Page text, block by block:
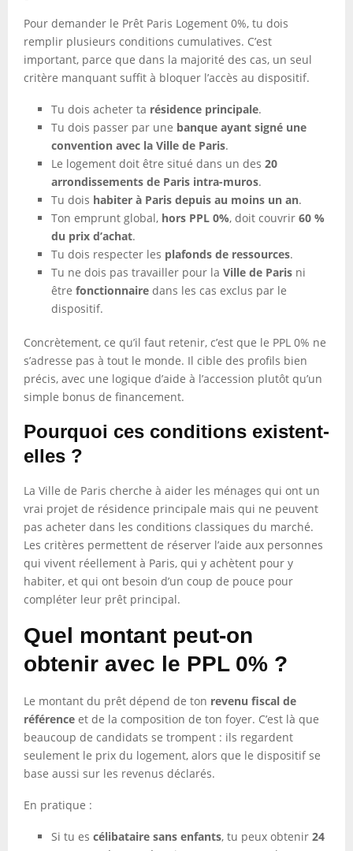
Pour demander le Prêt Paris Logement 0%, tu dois
remplir plusieurs conditions cumulatives. C’est
important, parce que dans la majorité des cas, un seul
critère manquant suffit à bloquer l’accès au dispositif.
Tu dois acheter ta résidence principale.
Tu dois passer par une banque ayant signé une
convention avec la Ville de Paris.
Le logement doit être situé dans un des 20
arrondissements de Paris intra-muros.
Tu dois habiter à Paris depuis au moins un an.
Ton emprunt global, hors PPL 0%, doit couvrir 60 %
du prix d’achat.
Tu dois respecter les plafonds de ressources.
Tu ne dois pas travailler pour la Ville de Paris ni
être fonctionnaire dans les cas exclus par le
dispositif.
Concrètement, ce qu’il faut retenir, c’est que le PPL 0% ne
s’adresse pas à tout le monde. Il cible des profils bien
précis, avec une logique d’aide à l’accession plutôt qu’un
simple bonus de financement.
Pourquoi ces conditions existent-
elles ?
La Ville de Paris cherche à aider les ménages qui ont un
vrai projet de résidence principale mais qui ne peuvent
pas acheter dans les conditions classiques du marché.
Les critères permettent de réserver l’aide aux personnes
qui vivent réellement à Paris, qui y achètent pour y
habiter, et qui ont besoin d’un coup de pouce pour
compléter leur prêt principal.
Quel montant peut-on
obtenir avec le PPL 0% ?
Le montant du prêt dépend de ton revenu fiscal de
référence et de la composition de ton foyer. C’est là que
beaucoup de candidats se trompent : ils regardent
seulement le prix du logement, alors que le dispositif se
base aussi sur les revenus déclarés.
En pratique :
Si tu es célibataire sans enfants, tu peux obtenir 24